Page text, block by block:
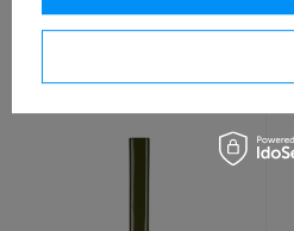
wersja gumowana
75,00 zł